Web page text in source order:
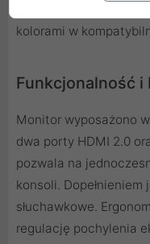
kolorami w
Funkcjonalność i
Monitor wyposażono
dwa porty HDMI 2.0
pozwala na
konsoli.
słuchawkowe.
regulację pochylenia